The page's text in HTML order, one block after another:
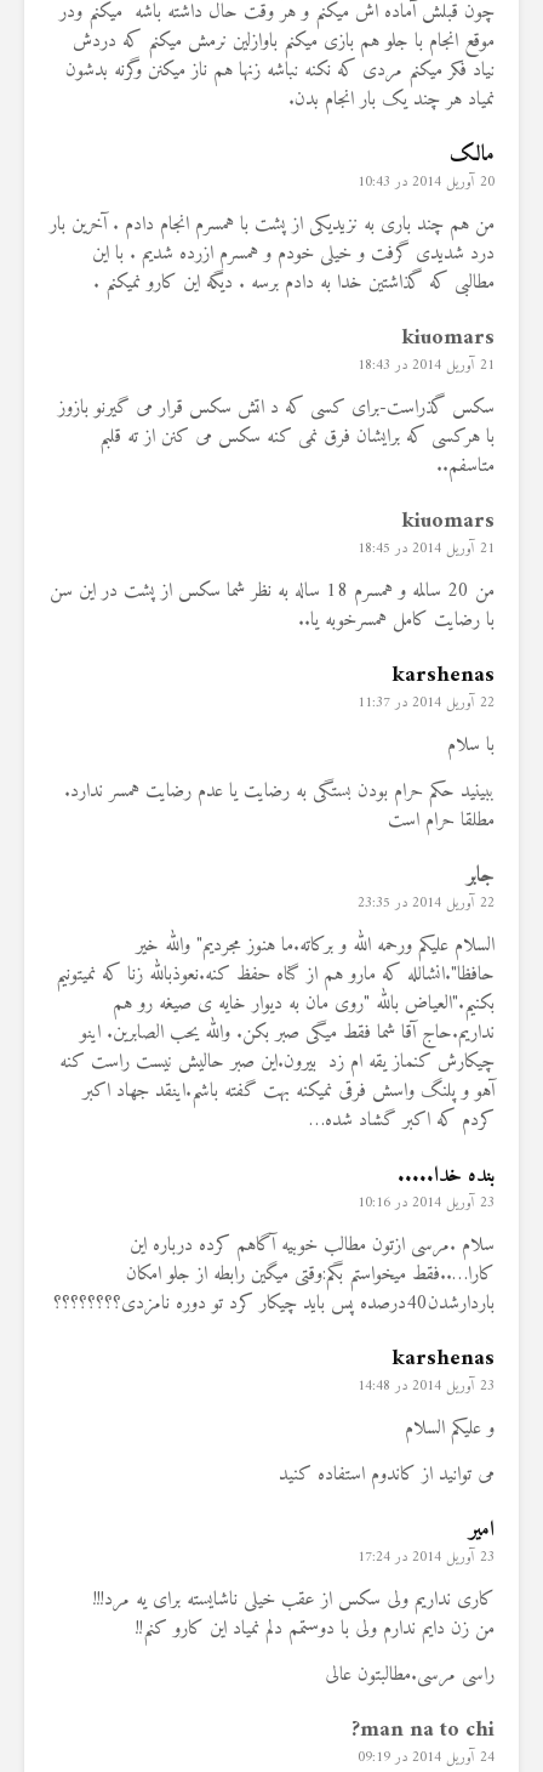
چون قبلش آماده اش میکنم و هر وقت حال داشته باشه میکنم ودر
موقع انجام با جلو هم بازی میکنم باوازلین نرمش میکنم که دردش
نیاد فکر میکنم مردی که نکنه نباشه زنها هم ناز میکنن وگرنه بدشون
نمیاد هر چند یک بار انجام بدن.
مالک
20 آوریل 2014 در 10:43
من هم چند باری به نزیدیکی از پشت با همسرم انجام دادم . آخرین بار
درد شدیدی گرفت و خیلی خودم و همسرم ازرده شدیم . با این
مطالبی که گذاشتین خدا به دادم برسه . دیگه این کارو نمیکنم .
kiuomars
21 آوریل 2014 در 18:43
سکس گذراست-برای کسی که د اتش سکس قرار می گیرنو بازوز
با هرکسی که برایشان فرق نمی کنه سکس می کنن از ته قلبم
متاسفم..
kiuomars
21 آوریل 2014 در 18:45
من 20 سالمه و همسرم 18 ساله به نظر شما سکس از پشت در این سن
با رضایت کامل همسرخوبه یا..
karshenas
22 آوریل 2014 در 11:37
با سلام
ببینید حکم حرام بودن بستگی به رضایت یا عدم رضایت همسر ندارد.
مطلقا حرام است
جابر
22 آوریل 2014 در 23:35
السلام علیکم ورحمه الله و برکاته.ما هنوز مجردیم" والله خیر
حافظا".انشالله که مارو هم از گناه حفظ کنه.نعوذبالله زنا که نمیتونیم
بکنیم."العیاض بالله "روی مان به دیوار خایه ی صیغه رو هم
نداریم.حاج آقا شما فقط میگی صبر بکن. والله یحب الصابرین. اینو
چیکارش کنماز یقه ام زد بیرون.این صبر حالیش نیست راست کنه
آهو و پلنگ واسش فرقی نمیکنه بهت گفته باشم.اینقد جهاد اکبر
کردم که اکبر گشاد شده…
بنده خدا.....
23 آوریل 2014 در 10:16
سلام .مرسی ازتون مطالب خوبیه آگاهم کرده درباره این
کارا…..فقط میخواستم بگم:وقتی میگین رابطه از جلو امکان
باردارشدن40درصده پس باید چیکار کرد تو دوره نامزدی؟؟؟؟؟؟؟؟
karshenas
23 آوریل 2014 در 14:48
و علیکم السلام
می توانید از کاندوم استفاده کنید
امیر
23 آوریل 2014 در 17:24
کاری نداریم ولی سکس از عقب خیلی ناشایسته برای یه مرد!!!
من زن دایم ندارم ولی با دوستمم دلم نمیاد این کارو کنم!!
راسی مرسی.مطالبتون عالی
man na to chi?
24 آوریل 2014 در 09:19